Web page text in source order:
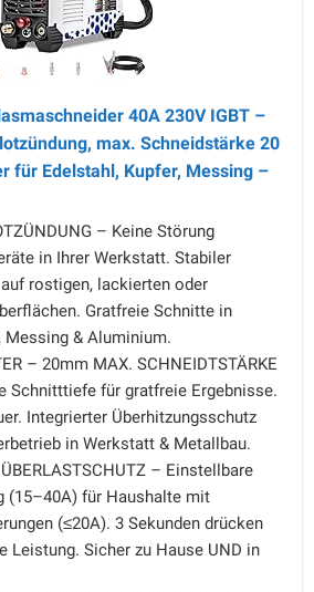
40A 230V IGBT –
max. Schneidstärke 20
für Edelstahl, Kupfer, Messing –
– Keine Störung
in Ihrer Werkstatt. Stabiler
rostigen, lackierten oder
Gratfreie Schnitte in
Messing & Aluminium.
– 20mm MAX. SCHNEIDTSTÄRKE
Schnitttiefe für gratfreie Ergebnisse.
Integrierter Überhitzungsschutz
in Werkstatt & Metallbau.
– Einstellbare
(15–40A) für Haushalte mit
(≤20A). 3 Sekunden drücken
Leistung. Sicher zu Hause UND in